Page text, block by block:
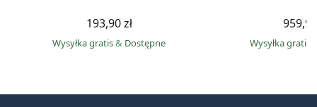
193,90 zł
Wysyłka gratis& Dostępne Wysyłka gratis